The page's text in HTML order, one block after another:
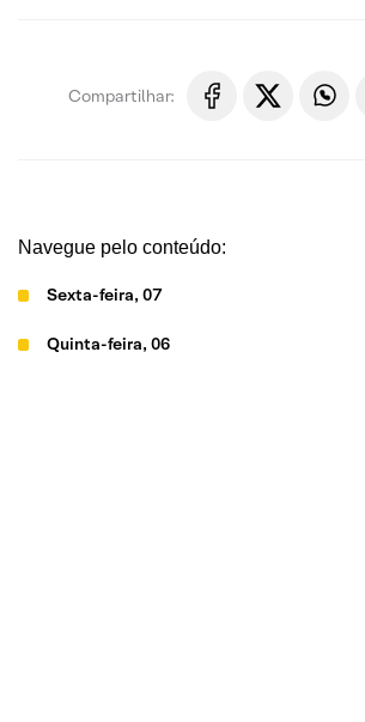
Compartilhar:
Navegue pelo conteúdo:
Sexta-feira, 07
Quinta-feira, 06